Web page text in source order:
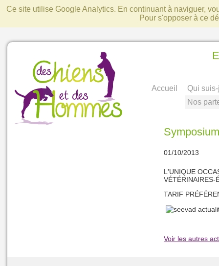
Ce site utilise Google Analytics. En continuant à naviguer,
Pour s'opposer à ce
Accueil
Qui
Nos
01/10/2013
L'UNIQUE
VÉTÉRINAIRES-
TARIF
Voir les autres